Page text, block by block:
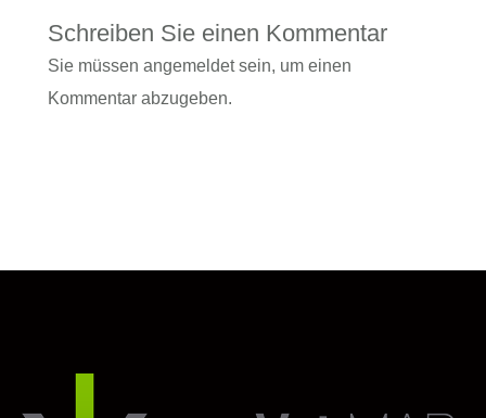
Schreiben Sie einen Kommentar
Sie müssen angemeldetsein, um einen
Kommentar abzugeben.